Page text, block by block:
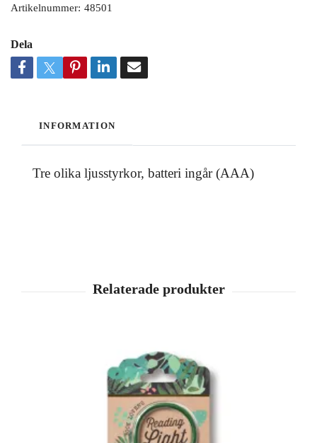
Artikelnummer: 48501
Dela
INFORMATION
Tre olika ljusstyrkor, batteri ingår (AAA)